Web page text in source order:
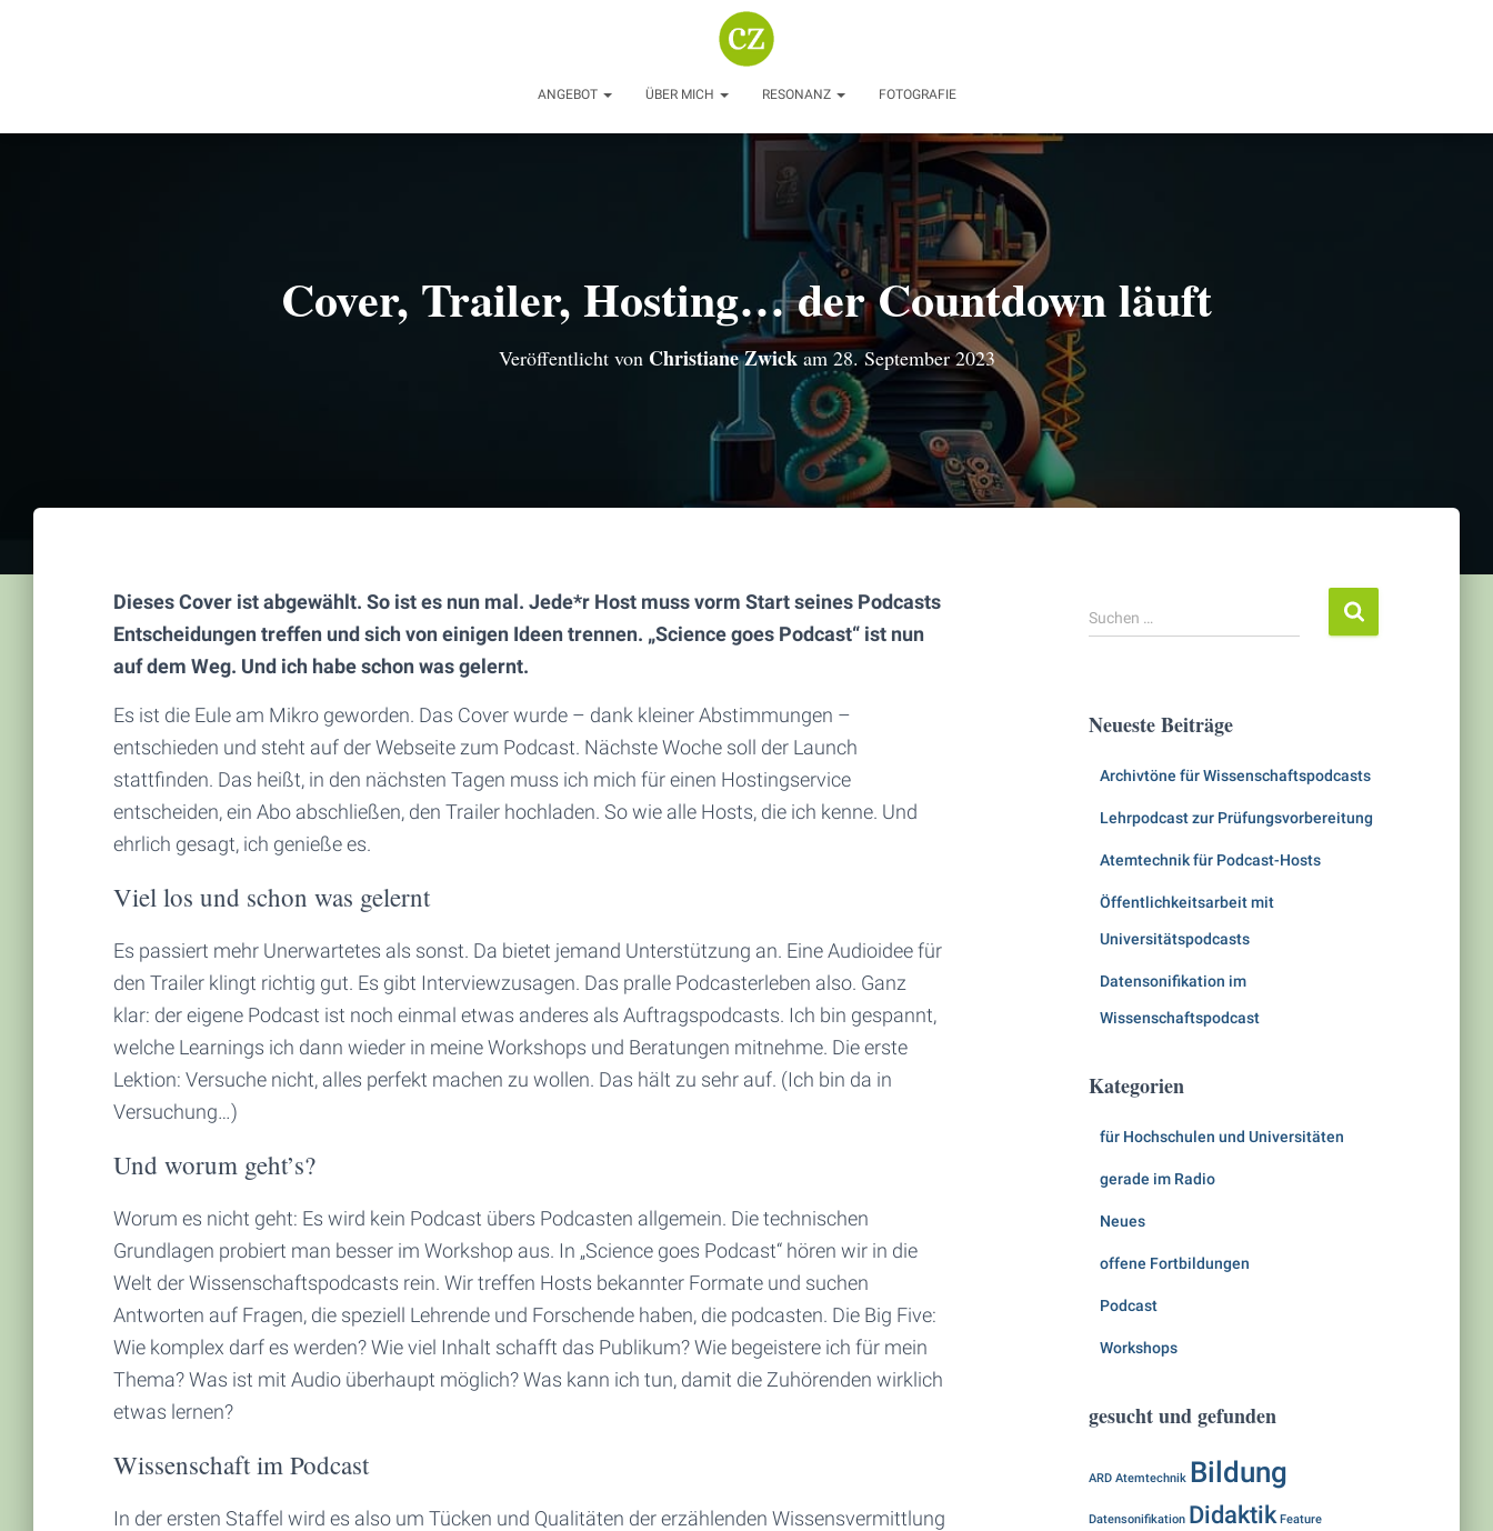
ANGEBOT ÜBER MICH RESONANZ FOTOGRAFIE
Cover, Trailer, Hosting… der Countdown läuft
Veröffentlicht von Christiane Zwickam28. September 2023
Dieses Cover ist abgewählt. So ist es nun mal. Jede*r Host muss vorm Start seines Podcasts
Entscheidungen treffen und sich von einigen Ideen trennen. „Science goes Podcast“ ist nun
auf dem Weg. Und ich habe schon was gelernt.
Es ist die Eule am Mikro geworden. Das Cover wurde – dank kleiner Abstimmungen –
entschieden und steht auf der Webseite zum Podcast. Nächste Woche soll der Launch
stattfinden. Das heißt, in den nächsten Tagen muss ich mich für einen Hostingservice
entscheiden, ein Abo abschließen, den Trailer hochladen. So wie alle Hosts, die ich kenne. Und
ehrlich gesagt, ich genieße es.
Viel los und schon was gelernt
Es passiert mehr Unerwartetes als sonst. Da bietet jemand Unterstützung an. Eine Audioidee für
den Trailer klingt richtig gut. Es gibt Interviewzusagen. Das pralle Podcasterleben also. Ganz
klar: der eigene Podcast ist noch einmal etwas anderes als Auftragspodcasts. Ich bin gespannt,
welche Learnings ich dann wieder in meine Workshops und Beratungen mitnehme. Die erste
Lektion: Versuche nicht, alles perfekt machen zu wollen. Das hält zu sehr auf. (Ich bin da in
Versuchung…)
Und worum geht’s?
Worum es nicht geht: Es wird kein Podcast übers Podcasten allgemein. Die technischen
Grundlagen probiert man besser im Workshop aus. In „Science goes Podcast“ hören wir in die
Welt der Wissenschaftspodcasts rein. Wir treffen Hosts bekannter Formate und suchen
Antworten auf Fragen, die speziell Lehrende und Forschende haben, die podcasten. Die Big Five:
Wie komplex darf es werden? Wie viel Inhalt schafft das Publikum? Wie begeistere ich für mein
Thema? Was ist mit Audio überhaupt möglich? Was kann ich tun, damit die Zuhörenden wirklich
etwas lernen?
Wissenschaft im Podcast
In der ersten Staffel wird es also um Tücken und Qualitäten der erzählenden Wissensvermittlung
S
u
n
Suchen …
Neueste Beiträge
Archivtöne für Wissenschaftspodcasts
Lehrpodcast zur Prüfungsvorbereitung
Atemtechnik für Podcast-Hosts
Öffentlichkeitsarbeit mit
Universitätspodcasts
Datensonifikation im
Wissenschaftspodcast
Kategorien
für Hochschulen und Universitäten
gerade im Radio
Neues
offene Fortbildungen
Podcast
Workshops
gesucht und gefunden
ARD Atemtechnik Bildung
Datensonifikation Didaktik Feature